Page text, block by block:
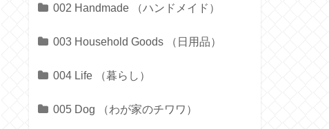
002 Handmade （ハンドメイド）
003 Household Goods （日用品）
004 Life （暮らし）
005 Dog （わが家のチワワ）